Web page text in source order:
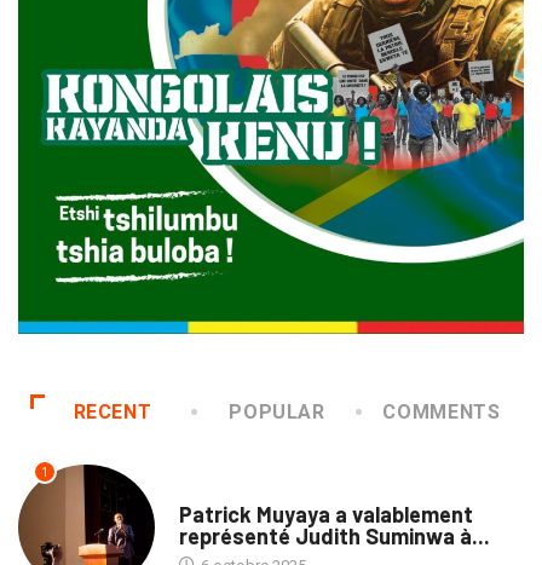
RECENT POPULAR COMMENTS
1
Patrick Muyaya a valablement
représenté Judith Suminwa à...